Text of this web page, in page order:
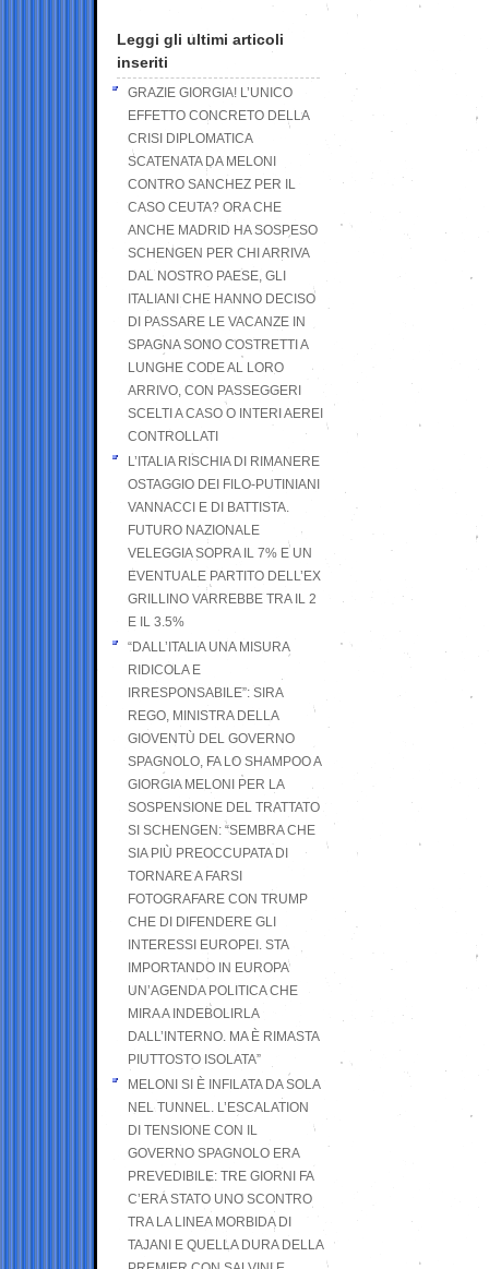
Leggi gli ultimi articoli
inseriti
GRAZIE GIORGIA! L’UNICO
EFFETTO CONCRETO DELLA
CRISI DIPLOMATICA
SCATENATA DA MELONI
CONTRO SANCHEZ PER IL
CASO CEUTA? ORA CHE
ANCHE MADRID HA SOSPESO
SCHENGEN PER CHI ARRIVA
DAL NOSTRO PAESE, GLI
ITALIANI CHE HANNO DECISO
DI PASSARE LE VACANZE IN
SPAGNA SONO COSTRETTI A
LUNGHE CODE AL LORO
ARRIVO, CON PASSEGGERI
SCELTI A CASO O INTERI AEREI
CONTROLLATI
L’ITALIA RISCHIA DI RIMANERE
OSTAGGIO DEI FILO-PUTINIANI
VANNACCI E DI BATTISTA.
FUTURO NAZIONALE
VELEGGIA SOPRA IL 7% E UN
EVENTUALE PARTITO DELL’EX
GRILLINO VARREBBE TRA IL 2
E IL 3.5%
“DALL’ITALIA UNA MISURA
RIDICOLA E
IRRESPONSABILE”: SIRA
REGO, MINISTRA DELLA
GIOVENTÙ DEL GOVERNO
SPAGNOLO, FA LO SHAMPOO A
GIORGIA MELONI PER LA
SOSPENSIONE DEL TRATTATO
SI SCHENGEN: “SEMBRA CHE
SIA PIÙ PREOCCUPATA DI
TORNARE A FARSI
FOTOGRAFARE CON TRUMP
CHE DI DIFENDERE GLI
INTERESSI EUROPEI. STA
IMPORTANDO IN EUROPA
UN’AGENDA POLITICA CHE
MIRA A INDEBOLIRLA
DALL’INTERNO. MA È RIMASTA
PIUTTOSTO ISOLATA”
MELONI SI È INFILATA DA SOLA
NEL TUNNEL. L’ESCALATION
DI TENSIONE CON IL
GOVERNO SPAGNOLO ERA
PREVEDIBILE: TRE GIORNI FA
C’ERA STATO UNO SCONTRO
TRA LA LINEA MORBIDA DI
TAJANI E QUELLA DURA DELLA